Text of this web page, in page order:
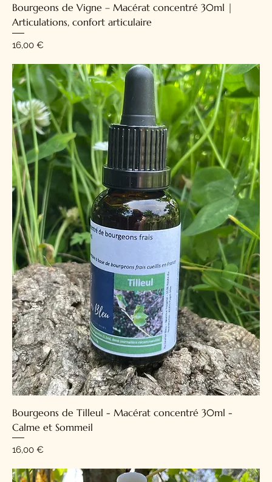
Bourgeons de Vigne – Macérat concentré 30ml |
Articulations, confort articulaire
Prix
16,00 €
Bourgeons de Tilleul - Macérat concentré 30ml -
Calme et Sommeil
Prix
16,00 €